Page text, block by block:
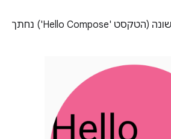
התוכן של התיבה הראשונה (הטקסט 'Hello Compose') נחתך